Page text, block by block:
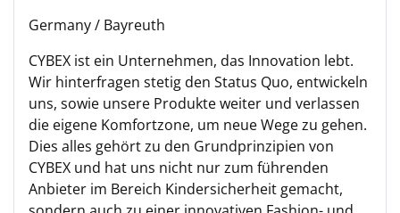
Germany / Bayreuth
CYBEX ist ein Unternehmen, das Innovation lebt.
Wir hinterfragen stetig den Status Quo, entwickeln
uns, sowie unsere Produkte weiter und verlassen
die eigene Komfortzone, um neue Wege zu gehen.
Dies alles gehört zu den Grundprinzipien von
CYBEX und hat uns nicht nur zum führenden
Anbieter im Bereich Kindersicherheit gemacht,